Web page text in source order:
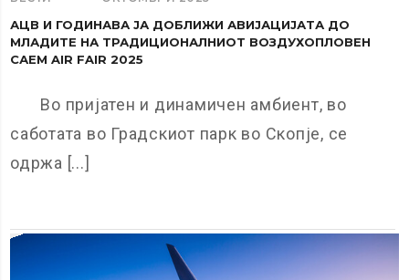
АЦВ И ГОДИНАВА ЈА ДОБЛИЖИ АВИЈАЦИЈАТА ДО
МЛАДИТЕ НА ТРАДИЦИОНАЛНИОТ ВОЗДУХОПЛОВЕН
САЕМ AIR FAIR 2025
Во пријатен и динамичен амбиент, во
саботата во Градскиот парк во Скопје, се
одржа [...]